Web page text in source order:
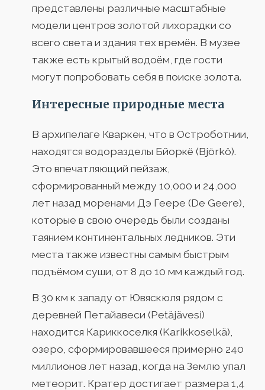
представлены различные масштабные
модели центров золотой лихорадки со
всего света и здания тех времён. В музее
также есть крытый водоём, где гости
могут попробовать себя в поиске золота.
Интересные природные места
В архипелаге Кваркен, что в Остроботнии,
находятся водоразделы Бйоркё (Björkö).
Это впечатляющий пейзаж,
сформированный между 10,000 и 24,000
лет назад моренами Дэ Геере (De Geere),
которые в свою очередь были созданы
таянием континентальных ледников. Эти
места также известны самым быстрым
подъёмом суши, от 8 до 10 мм каждый год.
В 30 км к западу от Ювяскюля рядом с
деревней Петайавеси (Petäjävesi)
находится Кариккоселкя (Karikkoselkä),
озеро, сформировавшееся примерно 240
миллионов лет назад, когда на Землю упал
метеорит. Кратер достигает размера 1,4